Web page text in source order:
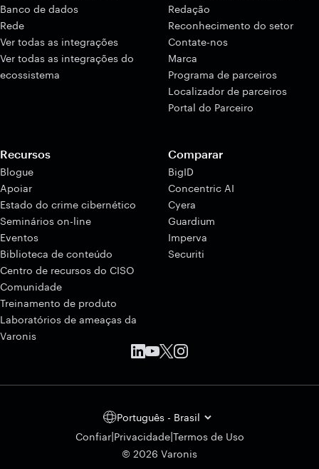
Banco de dados
Rede
Ver todas as integrações
Ver todas as integrações do
ecossistema
Redação
Reconhecimento do setor
Contate-nos
Marca
Programa de parceiros
Localizador de parceiros
Portal do Parceiro
Recursos
Blogue
Apoiar
Estado do crime cibernético
Seminários on-line
Eventos
Biblioteca de conteúdo
Centro de recursos do CISO
Comunidade
Treinamento de produto
Laboratórios de ameaças da
Varonis
Comparar
BigID
Concentric AI
Cyera
Guardium
Imperva
Securiti
Português - Brasil
Confiar|Privacidade|Termos de Uso
© 2026 Varonis